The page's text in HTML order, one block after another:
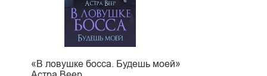
«В ловушке босса. Будешь моей»